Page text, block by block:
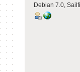
Debian 7.0,